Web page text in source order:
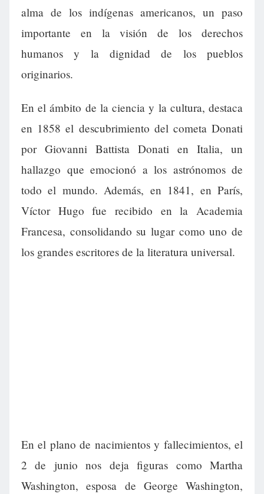
alma de los indígenas americanos, un paso
importante en la visión de los derechos
humanos y la dignidad de los pueblos
originarios.
En el ámbito de la ciencia y la cultura, destaca
en 1858 el descubrimiento del cometa Donati
por Giovanni Battista Donati en Italia, un
hallazgo que emocionó a los astrónomos de
todo el mundo. Además, en 1841, en París,
Víctor Hugo fue recibido en la Academia
Francesa, consolidando su lugar como uno de
los grandes escritores de la literatura universal.
En el plano de nacimientos y fallecimientos, el
2 de junio nos deja figuras como Martha
Washington, esposa de George Washington,